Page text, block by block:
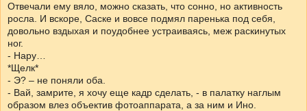
Отвечали ему вяло, можно сказать, что сонно, но активность
росла. И вскоре, Саске и вовсе подмял паренька под себя,
довольно вздыхая и поудобнее устраиваясь, меж раскинутых
ног.
- Нару…
*Щелк*
- Э? – не поняли оба.
- Вай, замрите, я хочу еще кадр сделать, - в палатку наглым
образом влез объектив фотоаппарата, а за ним и Ино.